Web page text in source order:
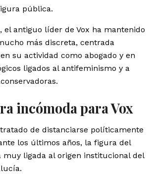
pública.
el antiguo líder de Vox ha mantenido
más discreta, centrada
su actividad como abogado y en
ligados al antifeminismo y a
incómoda para Vox
de distanciarse políticamente
los últimos años, la figura del
muy ligada al origen institucional del